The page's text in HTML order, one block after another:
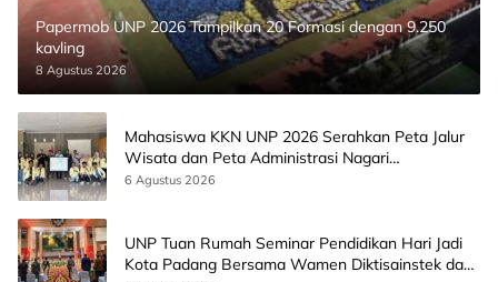
Papermob UNP 2026 Tampilkan 20 Formasi dengan 9.250
kavling
8 Agustus 2026
Mahasiswa KKN UNP 2026 Serahkan Peta Jalur
Wisata dan Peta Administrasi Nagari
Paninggahan
6 Agustus 2026
UNP Tuan Rumah Seminar Pendidikan Hari Jadi
Kota Padang Bersama Wamen Diktisainstek dan